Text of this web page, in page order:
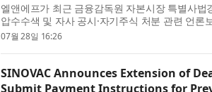
엘앤에프가 최근 금융감독원 자본시장 특별사법
압수수색 및 자사 공시·자기주식 처분 관련 언론
장을 밝혔다. 회사는 28일 보도설명자료를 통해
07월 28일 16:26
SINOVAC Announces Extension of
Submit Payment Instructions for